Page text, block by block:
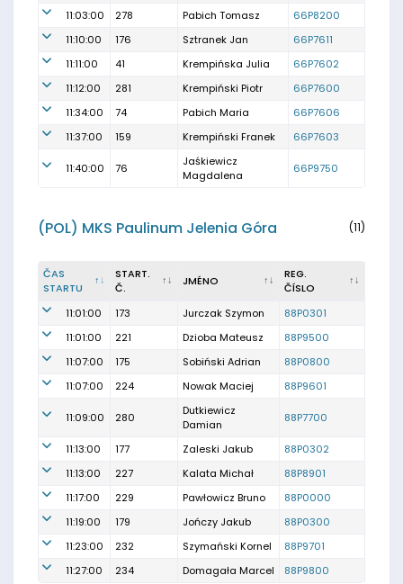
11:03:00
278 Pabich Tomasz
66P8200
11:10:00
176 Sztranek Jan
66P7611
11:11:00
41 Krempińska Julia
66P7602
11:12:00
281 Krempiński Piotr
66P7600
11:34:00
74 Pabich Maria
66P7606
11:37:00
159 Krempiński Franek 66P7603
11:40:00 76
Jaśkiewicz
Magdalena
66P9750
(POL) MKS Paulinum Jelenia Góra (11)
ČAS
STARTU
START.
Č.
JMÉNO
REG.
ČÍSLO
11:01:00
173 Jurczak Szymon
88P0301
11:01:00
221 Dzioba Mateusz
88P9500
11:07:00
175 Sobiński Adrian
88P0800
11:07:00
224 Nowak Maciej 88P9601
11:09:00 280
Dutkiewicz
Damian
88P7700
11:13:00 177 Zaleski Jakub
88P0302
11:13:00
227 Kalata Michał
88P8901
11:17:00
229 Pawłowicz Bruno
88P0000
11:19:00
179 Jończy Jakub
88P0300
11:23:00
232 Szymański Kornel
88P9701
11:27:00
234 Domagała Marcel 88P9800